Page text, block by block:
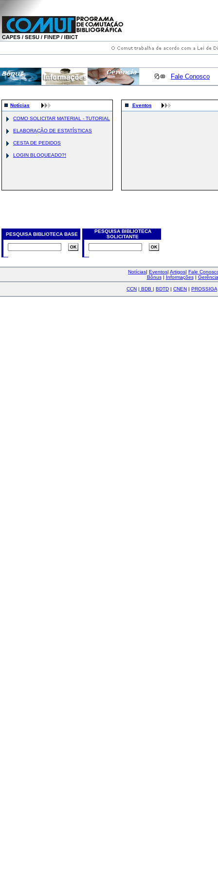
Fale Conosco
Notícias
COMO SOLICITAR MATERIAL - TUTORIAL
ELABORAÇÃO DE ESTATÍSTICAS
CESTA DE PEDIDOS
LOGIN BLOQUEADO?!
Eventos
PESQUISA BIBLIOTECA BASE
PESQUISA BIBLIOTECA
SOLICITANTE
Notícias| Eventos| Artigos| Fale
Bônus| Informações| Gerência
CCN | BDB | BDTD | CNEN | PROSSIGA